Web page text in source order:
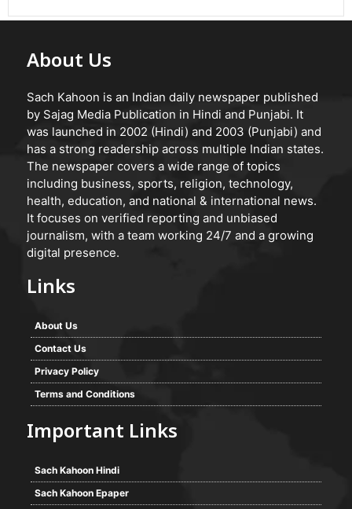
About Us
Sach Kahoon is an Indian daily newspaper published
by Sajag Media Publication in Hindi and Punjabi. It
was launched in 2002 (Hindi) and 2003 (Punjabi) and
has a strong readership across multiple Indian states.
The newspaper covers a wide range of topics
including business, sports, religion, technology,
health, education, and national & international news.
It focuses on verified reporting and unbiased
journalism, with a team working 24/7 and a growing
digital presence.
Links
About Us
Contact Us
Privacy Policy
Terms and Conditions
Important Links
Sach Kahoon Hindi
Sach Kahoon Epaper